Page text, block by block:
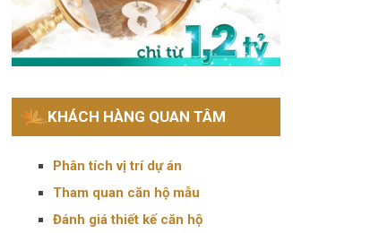
KHÁCH HÀNG QUAN TÂM
Phân tích vị trí dự án
Tham quan căn hộ mẫu
Đánh giá thiết kế căn hộ